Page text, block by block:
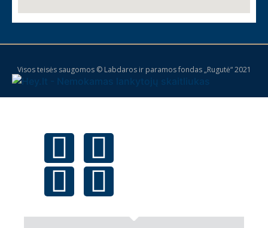
Visos teisės saugomos © Labdaros ir paramos fondas „Rugutė“ 2021